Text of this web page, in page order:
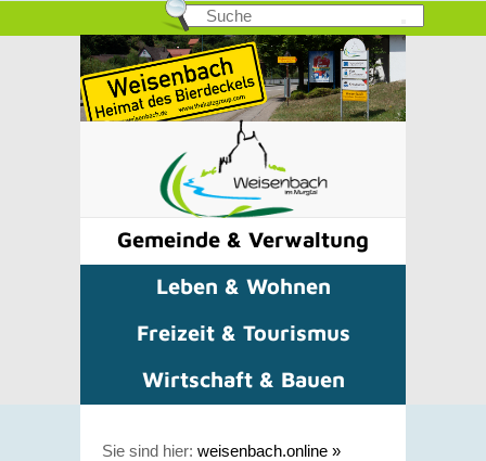
Gemeinde & Verwaltung
Leben & Wohnen
Freizeit & Tourismus
Wirtschaft & Bauen
Sie sind hier: weisenbach.online »